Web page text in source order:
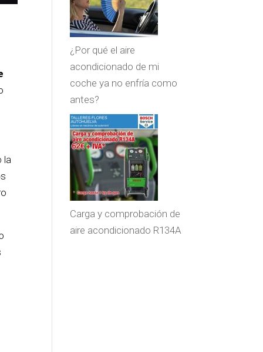
la
¿Por qué el aire
acondicionado de mi
coche ya no enfría como
antes?
Carga y comprobación de
aire acondicionado R134A